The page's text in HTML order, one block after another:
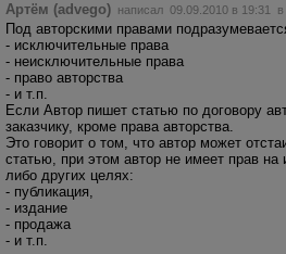
Артём (advego) написал 09.09.2010 в 19:31
Под авторскими правами
- исключительные права
- неисключительные права
- право авторства
- и т.п.
Если Автор пишет статью по договору
заказчику, кроме права авторства.
Это говорит о том, что автор может
статью, при этом автор не имеет прав на
либо других целях:
- публикация,
- издание
- продажа
- и т.п.